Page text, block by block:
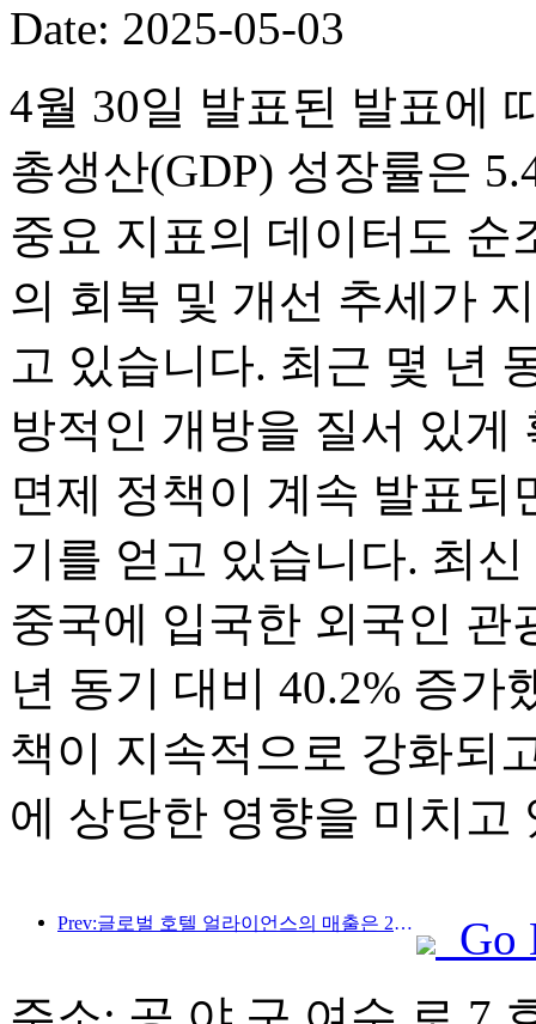
Date: 2025-05-03
4월 30일 발표된 발표에
총생산(GDP) 성장률은
중요 지표의 데이터도 순
의 회복 및 개선 추세가
고 있습니다. 최근 몇 년
방적인 개방을 질서 있게
면제 정책이 계속 발표
기를 얻고 있습니다. 최
중국에 입국한 외국인 관
년 동기 대비 40.2% 증가
책이 지속적으로 강화되
에 상당한 영향을 미치고
Prev:글로벌 호텔 얼라이언스의 매출은 2025년 1분기에 15% 성장할 것으로 예상됩니다.
Go